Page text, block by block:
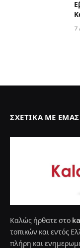
7
ΣΧΕΤΙΚΆ ΜΕ ΕΜΆΣ
Καλώς ήρθατε στο
τοπικών και εντός
πλήρη και